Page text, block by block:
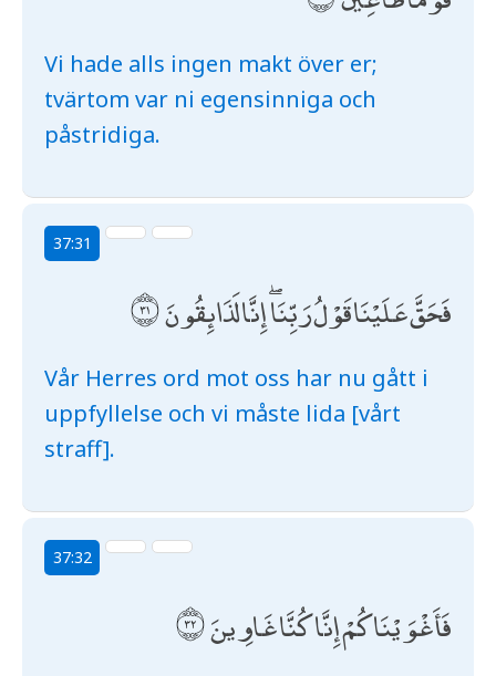
Vi hade alls ingen makt över er;
tvärtom var ni egensinniga och
påstridiga.
37:31
فَحَقَّ عَلَيْنَا قَوْلُ رَبِّنَا ۖ إِنَّا لَذَائِقُونَ
Vår Herres ord mot oss har nu gått i
uppfyllelse och vi måste lida [vårt
straff].
37:32
فَأَغْوَيْنَاكُمْ إِنَّا كُنَّا غَاوِينَ